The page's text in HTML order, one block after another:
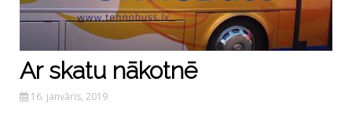
Ar skatu nākotnē
16. janvāris, 2019